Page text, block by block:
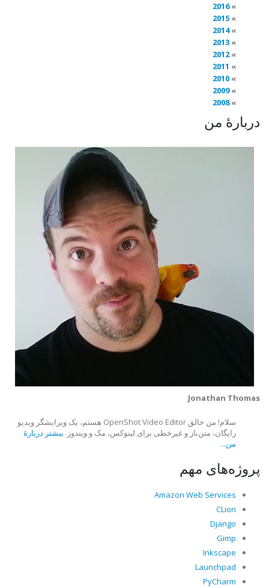
2016
2015
2014
2013
2012
2011
2010
2009
2008
دربارهٔ من
Jonathan Thomas
سلام! من خالق OpenShot Video Editor هستم، یک ویرایشگر ویدیو
رایگان، متن‌باز و غیرخطی برای لینوکس، مک و ویندوز. بیشتر دربارهٔ
من...
پروژه‌های مهم
Amazon Web Services
CLion
Django
Gimp
Inkscape
Launchpad
PyCharm